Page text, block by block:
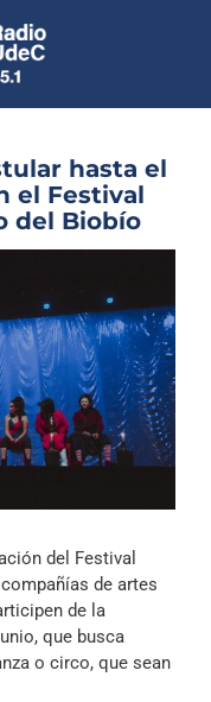
en vivo
hasta el
el Festival
del Biobío
del Festival
de artes
de la
que busca
o circo, que sean